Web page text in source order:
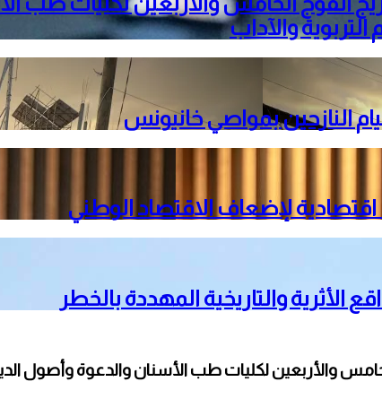
التربوية والآداب
لإضعاف الاقتصاد الوطني
الأثرية والتاريخية المهددة بالخطر
والأربعين لكليات طب الأسنان والدعوة وأصول